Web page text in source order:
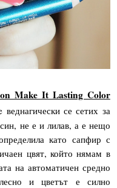
Make It Lasting Color
се сетих за
не е и лилав, а е нещо
като сапфир с
цвят, който нямам в
на автоматичен средно
и цветът е силно